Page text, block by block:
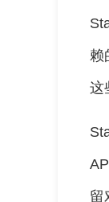
赖
这
留